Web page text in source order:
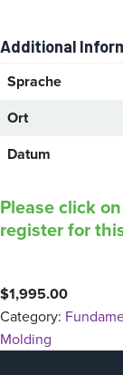
Additional
Sprache
Ort
Datum
Please click
register for
$1,995.00
Category:
Molding